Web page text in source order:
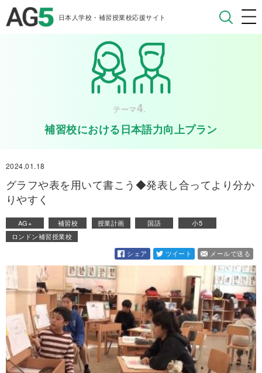
日本人学校・補習授業校応援サイト
テーマ4.
補習校における日本語力向上プラン
2024.01.18
グラフや表を用いて書こう◆発表し合ってより分か
りやすく
AG+ 補習校 授業計画 国語
小5
ロンドン補習授業校
シェア
ツイート メールで送る